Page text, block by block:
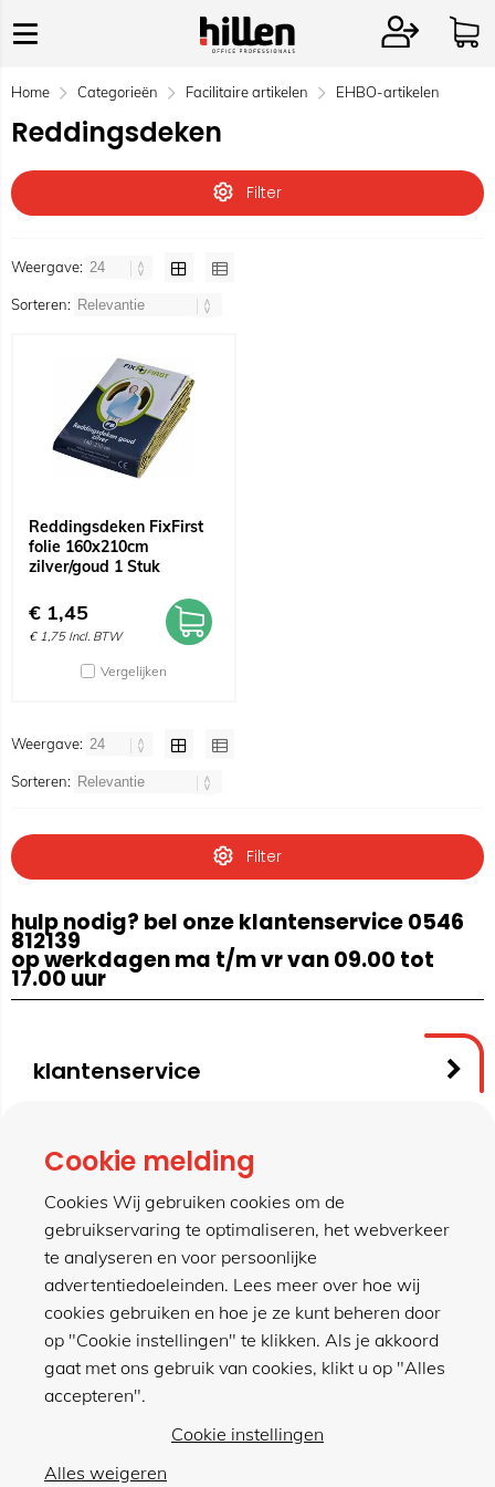
Home Categorieën Facilitaire artikelen EHBO-artikelen
Reddingsdeken
Filter
Weergave:
Sorteren:
Reddingsdeken FixFirst
folie 160x210cm
zilver/goud 1 Stuk
€ 1,45
€ 1,75 Incl. BTW
Vergelijken
Weergave:
Sorteren:
Filter
hulp nodig? bel onze klantenservice 0546
812139
op werkdagen ma t/m vr van 09.00 tot
17.00 uur
klantenservice
contact
meer van hillen
winkel
Cookie melding
Cookies Wij gebruiken cookies om de
gebruikservaring te optimaliseren, het webverkeer
te analyseren en voor persoonlijke
advertentiedoeleinden. Lees meer over hoe wij
cookies gebruiken en hoe je ze kunt beheren door
op "Cookie instellingen" te klikken. Als je akkoord
gaat met ons gebruik van cookies, klikt u op "Alles
accepteren".
Cookie instellingen
Alles weigeren